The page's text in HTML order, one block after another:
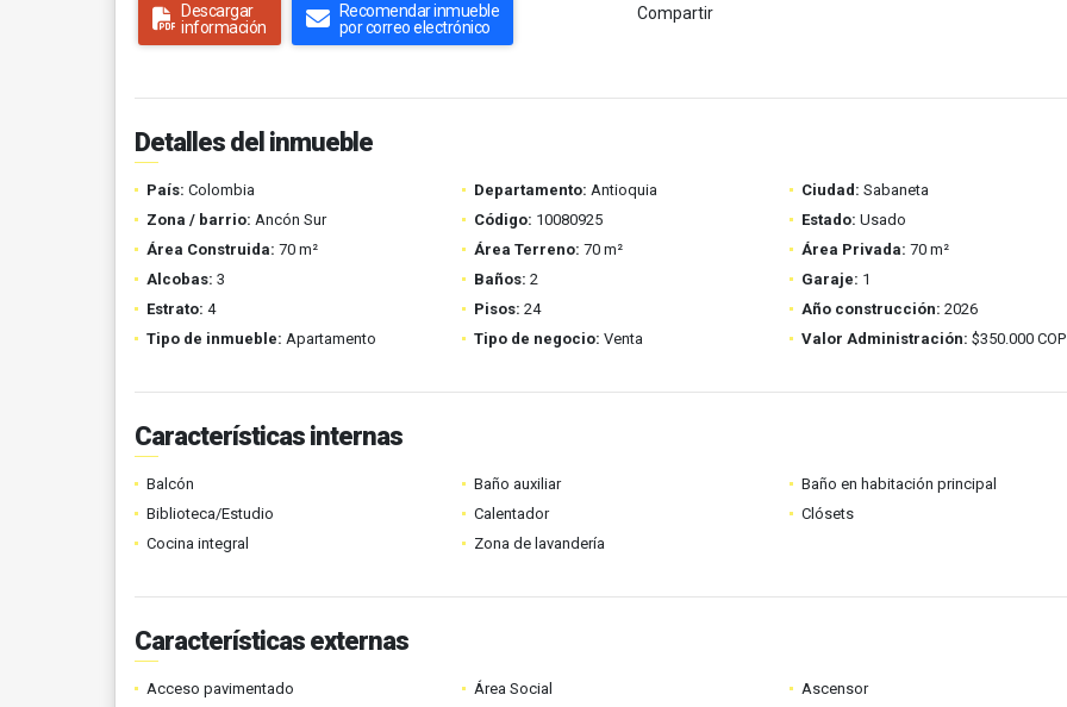
Descargar
información
Recomendar inmueble
por correo electrónico
Compartir
Detalles del inmueble
País: Colombia Departamento: Antioquia Ciudad: Sabaneta
Zona / barrio: Ancón Sur Código: 10080925 Estado: Usado
Área Construida: 70 m² Área Terreno: 70 m² Área Privada: 70 m²
Alcobas: 3 Baños: 2 Garaje: 1
Estrato: 4 Pisos: 24 Año construcción: 2026
Tipo de inmueble: Apartamento Tipo de negocio: Venta Valor Administración: $350.000 COP
Características internas
Balcón Baño auxiliar
Baño en habitación principal
Biblioteca/Estudio
Calentador
Clósets
Cocina integral
Zona de lavandería
Características externas
Acceso pavimentado Área Social
Ascensor